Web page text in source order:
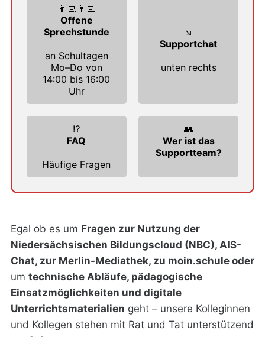
👩‍💻👨‍💻
Offene
Sprechstunde
an Schultagen
Mo–Do von
14:00 bis 16:00
Uhr
↘️
Supportchat
unten rechts
⁉️
FAQ
Häufige Fragen
👥
Wer ist das
Supportteam?
Egal ob es um Fragen zur Nutzung der
Niedersächsischen Bildungscloud (NBC), AIS-
Chat, zur Merlin-Mediathek, zu moin.schule oder
um technische Abläufe, pädagogische
Einsatzmöglichkeiten und digitale
Unterrichtsmaterialien geht – unsere Kolleginnen
und Kollegen stehen mit Rat und Tat unterstützend